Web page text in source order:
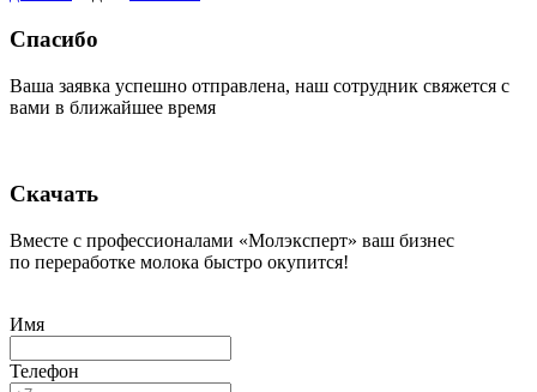
Спасибо
Ваша заявка успешно отправлена, наш сотрудник свяжется с
вами в ближайшее время
Скачать
Вместе с профессионалами «Молэксперт» ваш бизнес
по переработке молока быстро окупится!
Имя
Телефон